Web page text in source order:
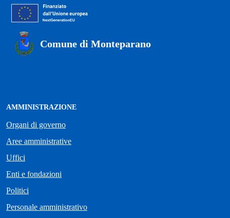
Comune di Monteparano
AMMINISTRAZIONE
Organi di governo
Aree amministrative
Uffici
Enti e fondazioni
Politici
Personale amministrativo